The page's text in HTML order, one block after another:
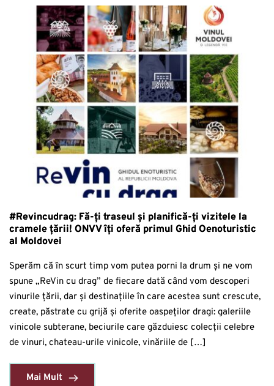
#Revincudrag: Fă-ți traseul și planifică-ți vizitele la
cramele țării! ONVV îți oferă primul Ghid Oenoturistic
al Moldovei
Sperăm că în scurt timp vom putea porni la drum și ne vom
spune „ReVin cu drag” de fiecare dată când vom descoperi
vinurile țării, dar și destinațiile în care acestea sunt crescute,
create, păstrate cu grijă și oferite oaspeților dragi: galeriile
vinicole subterane, beciurile care găzduiesc colecții celebre
de vinuri, chateau-urile vinicole, vinăriile de […]
Mai Mult